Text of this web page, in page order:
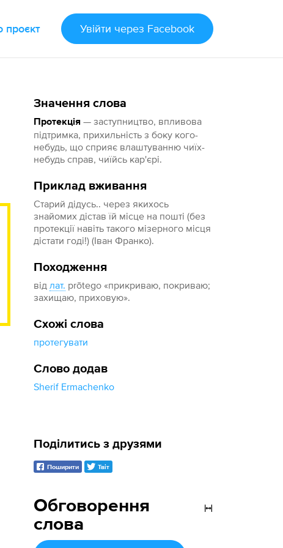
проєкт Увійти через Facebook
Значення слова
Протекція — заступництво, впливова
підтримка, прихильність з боку кого-
небудь, що сприяє влаштуванню чиїх-
небудь справ, чиїйсь кар'єрі.
Приклад вживання
Старий дідусь.. через якихось
знайомих дістав їй місце на пошті (без
протекції навіть такого мізерного місця
дістати годі!) (Іван Франко).
Походження
від лат. prōtego «прикриваю, покриваю;
захищаю, приховую».
Схожі слова
протегувати
Слово додав
Sherif Ermachenko
Обговорення
слова
Поділитись з друзями
Поширити Твіт